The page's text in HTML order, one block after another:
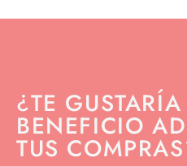
¿TE
BENEFICIO
TUS